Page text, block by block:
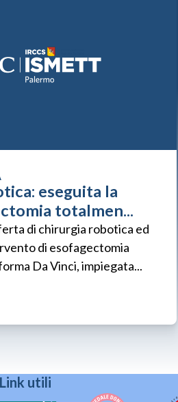
eseguita la
totalmen...
di chirurgia robotica ed
di esofagectomia
Da Vinci, impiegata...
Link utili